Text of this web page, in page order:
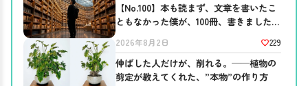
【No.100】本も読まず、文章を書いたこ
ともなかった僕が、100冊、書きました。
2026年8月2日 229
伸ばした人だけが、削れる。──植物の
剪定が教えてくれた、”本物”の作り方